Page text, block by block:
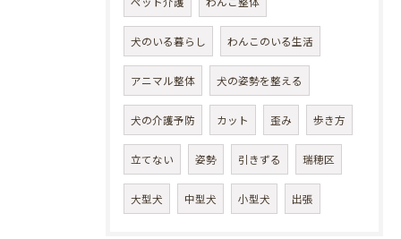
犬のいる暮らし わんこのいる生活
アニマル整体 犬の姿勢を整える
犬の介護予防 カット 歪み 歩き方
立てない 姿勢 引きずる 瑞穂区
大型犬 中型犬 小型犬 出張